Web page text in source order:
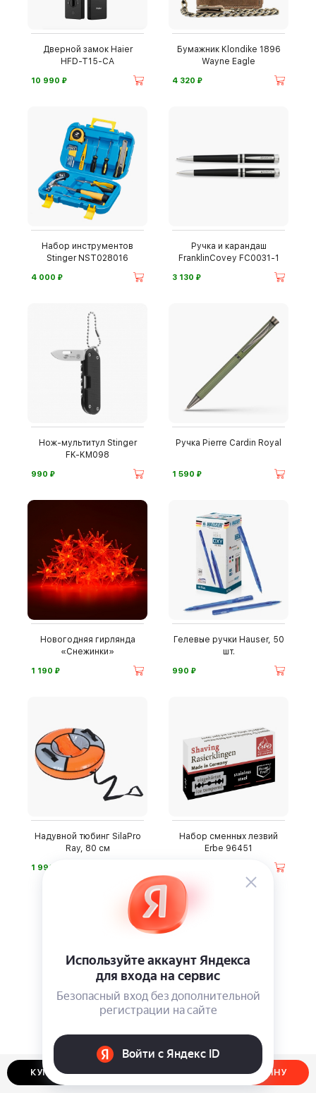
КУПИТЬ В ОДИН КЛИК ДОБАВИТЬ В КОРЗИНУ
Дверной замок Haier
HFD-T15-CA
10 990 ⃏
Бумажник Klondike 1896
Wayne Eagle
4 320 ⃏
Набор инструментов
Stinger NST028016
4 000 ⃏
Ручка и карандаш
FranklinCovey FC0031-1
3 130 ⃏
Нож-мультитул Stinger
FK-KM098
990 ⃏
Ручка Pierre Cardin Royal
1 590 ⃏
Новогодняя гирлянда
«Снежинки»
1 190 ⃏
Гелевые ручки Hauser, 50
шт.
990 ⃏
Надувной тюбинг SilaPro
Ray, 80 см
1 990
Набор сменных лезвий
Erbe 96451